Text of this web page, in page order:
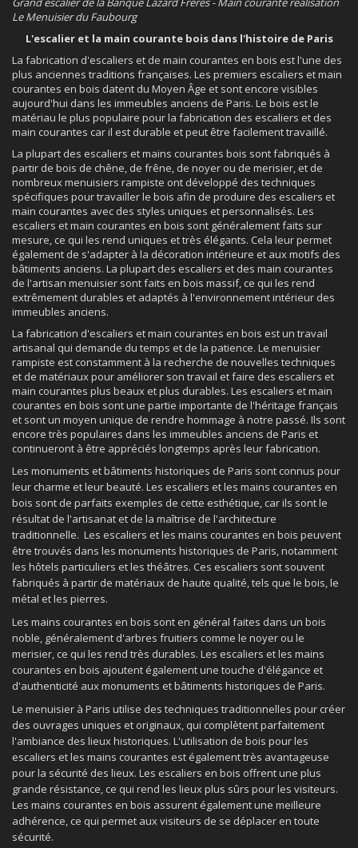
Le Menuisier du Faubourg
L'escalier et la main courante bois dans l'histoire de Paris
La fabrication d'escaliers et de main courantes en bois est l'une des
plus anciennes traditions françaises. Les premiers escaliers et main
courantes en bois datent du Moyen Âge et sont encore visibles
aujourd'hui dans les immeubles anciens de Paris. Le bois est le
matériau le plus populaire pour la fabrication des escaliers et des
main courantes car il est durable et peut être facilement travaillé.
La plupart des escaliers et mains courantes bois sont fabriqués à
partir de bois de chêne, de frêne, de noyer ou de merisier, et de
nombreux menuisiers rampiste ont développé des techniques
spécifiques pour travailler le bois afin de produire des escaliers et
main courantes avec des styles uniques et personnalisés. Les
escaliers et main courantes en bois sont généralement faits sur
mesure, ce qui les rend uniques et très élégants. Cela leur permet
également de s'adapter à la décoration intérieure et aux motifs des
bâtiments anciens. La plupart des escaliers et des main courantes
de l'artisan menuisier sont faits en bois massif, ce qui les rend
extrêmement durables et adaptés à l'environnement intérieur des
immeubles anciens.
La fabrication d'escaliers et main courantes en bois est un travail
artisanal qui demande du temps et de la patience. Le menuisier
rampiste est constamment à la recherche de nouvelles techniques
et de matériaux pour améliorer son travail et faire des escaliers et
main courantes plus beaux et plus durables. Les escaliers et main
courantes en bois sont une partie importante de l'héritage français
et sont un moyen unique de rendre hommage à notre passé. Ils sont
encore très populaires dans les immeubles anciens de Paris et
continueront à être appréciés longtemps après leur fabrication.
Les monuments et bâtiments historiques de Paris sont connus pour
leur charme et leur beauté. Les escaliers et les mains courantes en
bois sont de parfaits exemples de cette esthétique, car ils sont le
résultat de l'artisanat et de la maîtrise de l'architecture
traditionnelle. Les escaliers et les mains courantes en bois peuvent
être trouvés dans les monuments historiques de Paris, notamment
les hôtels particuliers et les théâtres. Ces escaliers sont souvent
fabriqués à partir de matériaux de haute qualité, tels que le bois, le
métal et les pierres.
Les mains courantes en bois sont en général faites dans un bois
noble, généralement d'arbres fruitiers comme le noyer ou le
merisier, ce qui les rend très durables. Les escaliers et les mains
courantes en bois ajoutent également une touche d'élégance et
d'authenticité aux monuments et bâtiments historiques de Paris.
Le menuisier à Paris utilise des techniques traditionnelles pour créer
des ouvrages uniques et originaux, qui complètent parfaitement
l'ambiance des lieux historiques. L'utilisation de bois pour les
escaliers et les mains courantes est également très avantageuse
pour la sécurité des lieux. Les escaliers en bois offrent une plus
grande résistance, ce qui rend les lieux plus sûrs pour les visiteurs.
Les mains courantes en bois assurent également une meilleure
adhérence, ce qui permet aux visiteurs de se déplacer en toute
sécurité.